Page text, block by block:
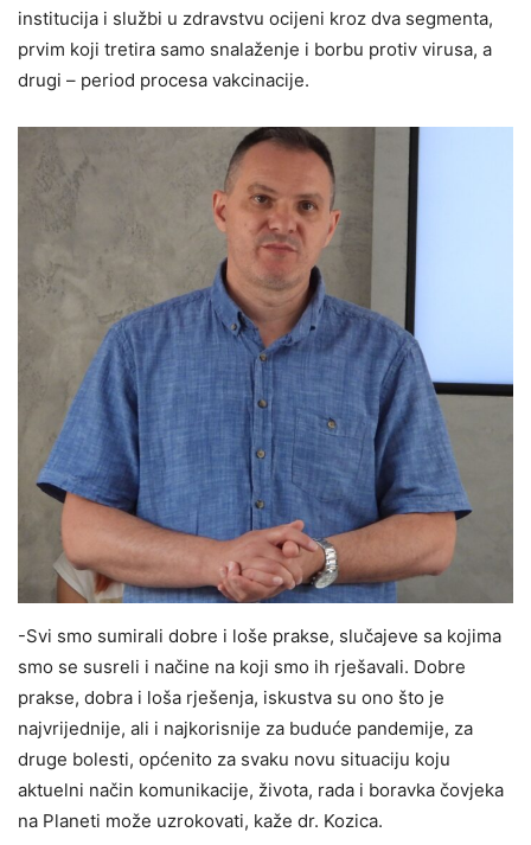
institucija i službi u zdravstvu ocijeni kroz dva segmenta,
prvim koji tretira samo snalaženje i borbu protiv virusa, a
drugi – period procesa vakcinacije.
-Svi smo sumirali dobre i loše prakse, slučajeve sa kojima
smo se susreli i načine na koji smo ih rješavali. Dobre
prakse, dobra i loša rješenja, iskustva su ono što je
najvrijednije, ali i najkorisnije za buduće pandemije, za
druge bolesti, općenito za svaku novu situaciju koju
aktuelni način komunikacije, života, rada i boravka čovjeka
na Planeti može uzrokovati, kaže dr. Kozica.